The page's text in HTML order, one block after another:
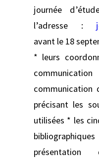
journée
l’adresse :
avant le 18
* leurs
communication
précisant les
utilisées * les